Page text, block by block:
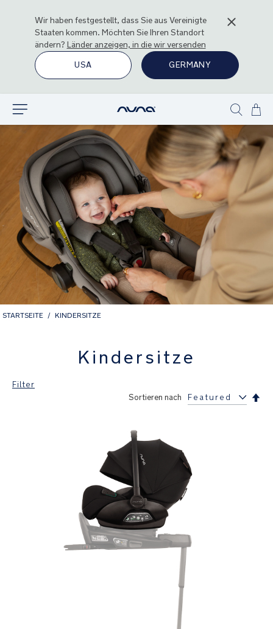
Wir haben festgestellt, dass Sie aus Vereinigte
Staaten kommen. Möchten Sie Ihren Standort
ändern? Länder anzeigen, in die wir versenden
USA
GERMANY
Show
search
STARTSEITE KINDERSITZE
Kindersitze
Filter
Sortieren nach